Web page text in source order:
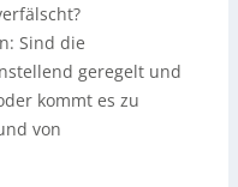
Sind die
geregelt und
kommt es zu
von